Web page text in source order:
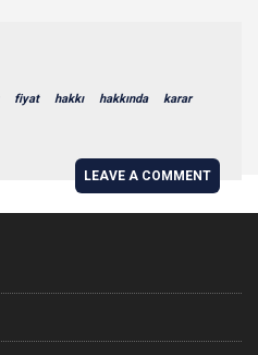
fiyat hakkı hakkında karar
LEAVE A COMMENT